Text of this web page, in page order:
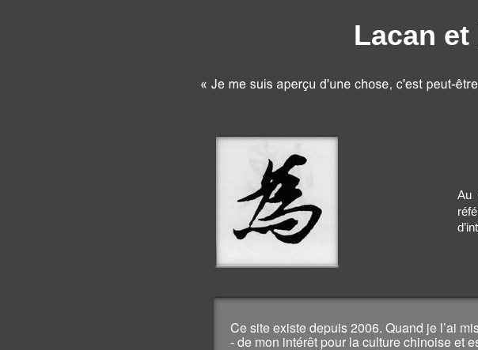
Lacan
Au
Ce site existe depuis 2006. Quand je l’ai
- de mon intérêt pour la culture chinoise et